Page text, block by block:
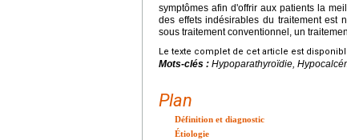
symptômes afin d'offrir aux patients la
des effets indésirables du traitement est
sous traitement conventionnel, un
Le texte complet de cet article est
Mots-clés : Hypoparathyroïdie,
Plan
Définition et diagnostic
Étiologie